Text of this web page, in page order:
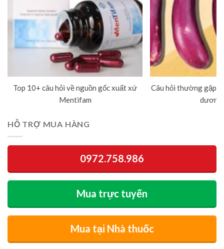
Top 10+ câu hỏi về nguồn gốc xuất xứ
Mentifam
Câu hỏi thường gặp
dương
HỖ TRỢ MUA HÀNG
0972.758.986
Mua trực tuyến
Mua tại Nhà thuốc